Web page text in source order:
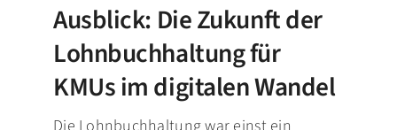
Ausblick: Die Zukunft der
Lohnbuchhaltung für
KMUs im digitalen Wandel